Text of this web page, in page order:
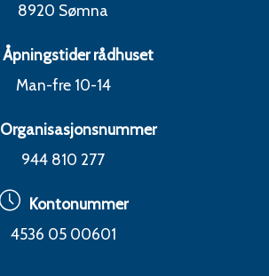
8920 Sømna
Åpningstider rådhuset
Man-fre 10-14
Organisasjonsnummer
944 810 277
Kontonummer
4536 05 00601